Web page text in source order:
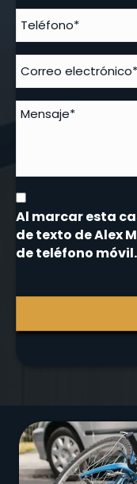
Al marcar esta
de texto de Alex
de teléfono móvil.